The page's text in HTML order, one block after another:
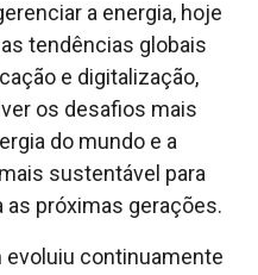
a energia, hoje
tendências globais
e digitalização,
os desafios mais
do mundo e a
sustentável para
as próximas gerações.
evoluiu continuamente